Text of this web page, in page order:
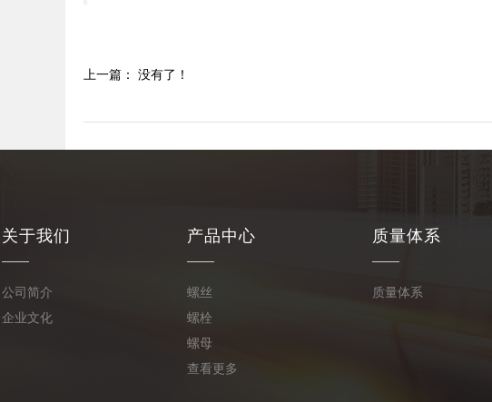
上一篇： 没有了！
关于我们
公司简介
企业文化
产品中心
螺丝
螺栓
螺母
查看更多
质量体系
质量体系